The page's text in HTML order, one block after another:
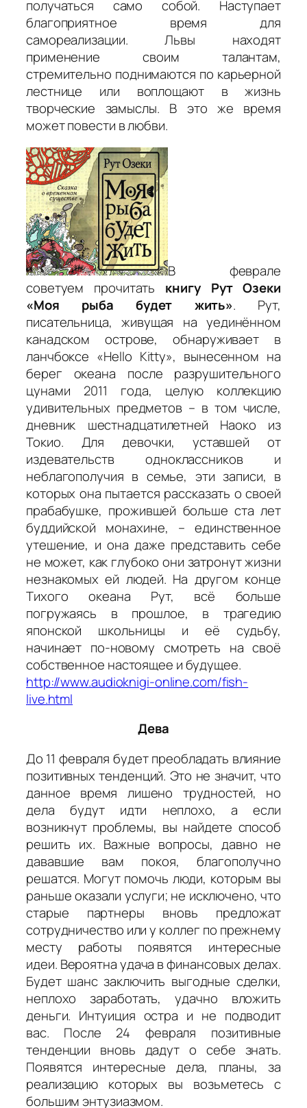
получаться само собой. Наступает
благоприятное время для
самореализации. Львы находят
применение своим талантам,
стремительно поднимаются по карьерной
лестнице или воплощают в жизнь
творческие замыслы. В это же время
может повести в любви.
В феврале
советуем прочитать книгу Рут Озеки
«Моя рыба будет жить». Рут,
писательница, живущая на уединённом
канадском острове, обнаруживает в
ланчбоксе «Hello Kitty», вынесенном на
берег океана после разрушительного
цунами 2011 года, целую коллекцию
удивительных предметов – в том числе,
дневник шестнадцатилетней Наоко из
Токио. Для девочки, уставшей от
издевательств одноклассников и
неблагополучия в семье, эти записи, в
которых она пытается рассказать о своей
прабабушке, прожившей больше ста лет
буддийской монахине, – единственное
утешение, и она даже представить себе
не может, как глубоко они затронут жизни
незнакомых ей людей. На другом конце
Тихого океана Рут, всё больше
погружаясь в прошлое, в трагедию
японской школьницы и её судьбу,
начинает по-новому смотреть на своё
собственное настоящее и будущее.
http://www.audioknigi-online.com/fish-
live.html
Дева
До 11 февраля будет преобладать влияние
позитивных тенденций. Это не значит, что
данное время лишено трудностей, но
дела будут идти неплохо, а если
возникнут проблемы, вы найдете способ
решить их. Важные вопросы, давно не
дававшие вам покоя, благополучно
решатся. Могут помочь люди, которым вы
раньше оказали услуги; не исключено, что
старые партнеры вновь предложат
сотрудничество или у коллег по прежнему
месту работы появятся интересные
идеи. Вероятна удача в финансовых делах.
Будет шанс заключить выгодные сделки,
неплохо заработать, удачно вложить
деньги. Интуиция остра и не подводит
вас. После 24 февраля позитивные
тенденции вновь дадут о себе знать.
Появятся интересные дела, планы, за
реализацию которых вы возьметесь с
большим энтузиазмом.